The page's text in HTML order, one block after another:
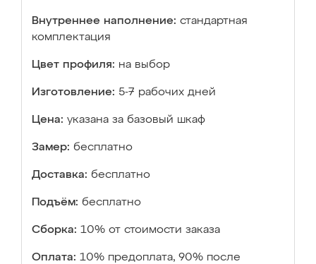
Внутреннее наполнение: стандартная
комплектация
Цвет профиля: на выбор
Изготовление: 5-7 рабочих дней
Цена: указана за базовый шкаф
Замер: бесплатно
Доставка: бесплатно
Подъём: бесплатно
Сборка: 10% от стоимости заказа
Оплата: 10% предоплата, 90% после